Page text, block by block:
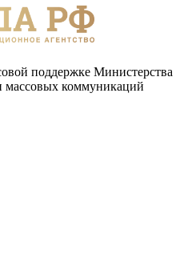
поддержке Министерства
массовых коммуникаций